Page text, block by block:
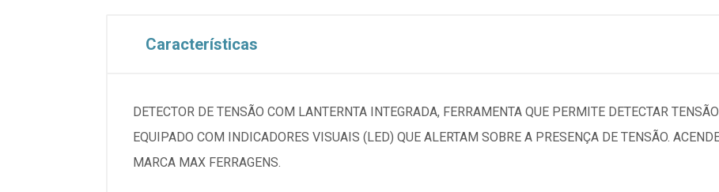
Características
DETECTOR DE TENSÃO COM LANTERNTA INTEGRADA, FERRAMENTA QUE PERMITE DETECTAR
EQUIPADO COM INDICADORES VISUAIS (LED) QUE ALERTAM SOBRE A PRESENÇA DE TENSÃO.
MARCA MAX FERRAGENS.